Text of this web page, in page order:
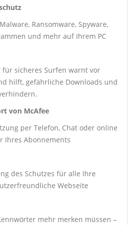
Ransomware, Spyware,
und mehr auf Ihrem PC
für sicheres Surfen warnt vor
hilft, gefährliche Downloads und
von McAfee
per Telefon, Chat oder online
Ihres Abonnements
des Schutzes für alle Ihre
Webseite
mehr merken müssen –